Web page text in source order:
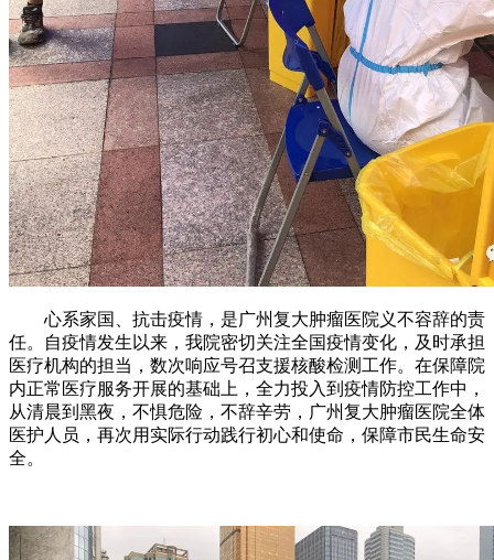
心系家国、抗击疫情，是广州复大肿瘤医院义不容辞的责
任。自疫情发生以来，我院密切关注全国疫情变化，及时承担
医疗机构的担当，数次响应号召支援核酸检测工作。在保障院
内正常医疗服务开展的基础上，全力投入到疫情防控工作中，
从清晨到黑夜，不惧危险，不辞辛劳，广州复大肿瘤医院全体
医护人员，再次用实际行动践行初心和使命，保障市民生命安
全。